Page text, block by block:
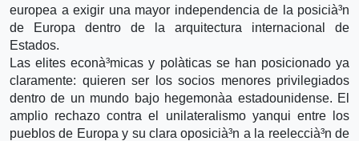
europea a exigir una mayor independencia de la posicià³n
de Europa dentro de la arquitectura internacional de
Estados.
Las elites econà³micas y polà­ticas se han posicionado ya
claramente: quieren ser los socios menores privilegiados
dentro de un mundo bajo hegemonà­a estadounidense. El
amplio rechazo contra el unilateralismo yanqui entre los
pueblos de Europa y su clara oposicià³n a la reeleccià³n de